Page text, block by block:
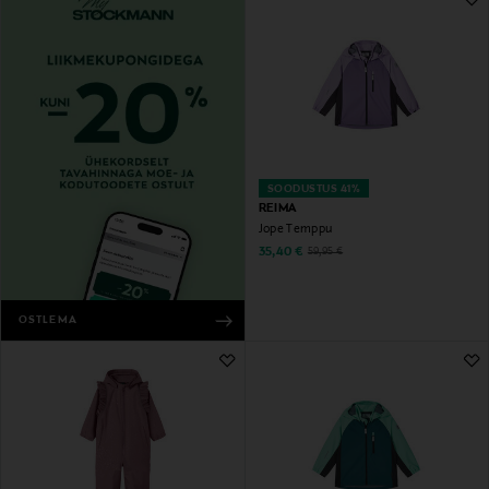
OSTLEMA
SOODUSTUS 41%
REIMA
Jope Temppu
Discounted Price
35,40 € Original Price
59,95 €